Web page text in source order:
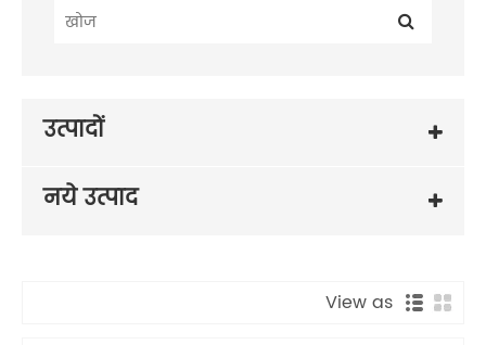
उत्पादों
नये उत्पाद
View as